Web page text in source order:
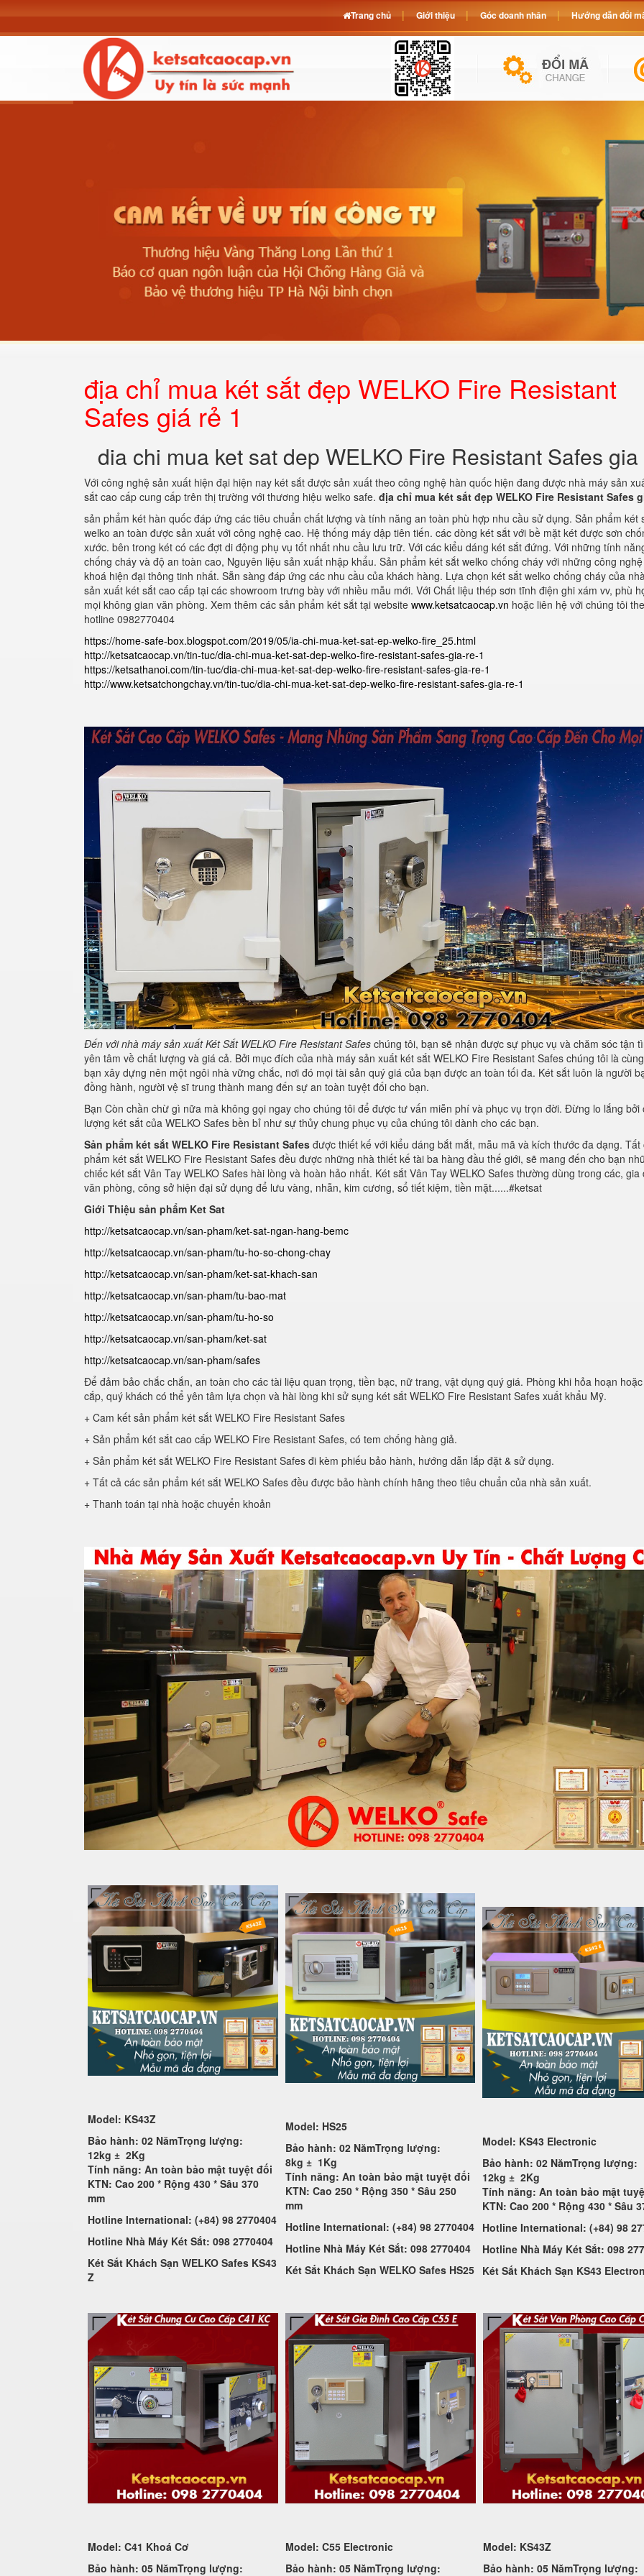
địa chỉ mua két sắt đẹp WELKO Fire Resistant
Safes giá rẻ 1
dia chi mua ket sat dep WELKO Fire Resistant Safes
Với công nghệ sản xuất hiện đại hiện nay két sắt được sản xuất theo công nghệ hàn quốc hiện đang được nhà máy sản
sắt cao cấp cung cấp trên thị trường với thương hiệu welko safe. địa chỉ mua két sắt đẹp WELKO Fire Resistant Safes
sản phẩm két hàn quốc đáp ứng các tiêu chuẩn chất lượng và tính năng an toàn phù hợp nhu cầu sử dụng. Sản phẩm két
welko an toàn được sản xuất với công nghệ cao. Hệ thống máy dập tiên tiến. các dòng két sắt với bề mặt két được sơn
xước. bên trong két có các đợt di động phụ vụ tốt nhất nhu cầu lưu trữ. Với các kiểu dáng két sắt đứng. Với những tính
chống cháy và độ an toàn cao, Nguyên liệu sản xuất nhập khẩu. Sản phẩm két sắt welko chống cháy với những công
khoá hiện đại thông tinh nhất. Sẵn sàng đáp ứng các nhu cầu của khách hàng. Lựa chọn két sắt welko chống cháy của
sản xuất két sắt cao cấp tại các showroom trưng bày với nhiều mẫu mới. Với Chất liệu thép sơn tĩnh điện ghi xám vv, phù
mọi không gian văn phòng. Xem thêm các sản phẩm két sắt tại website www.ketsatcaocap.vn hoặc liên hệ với chúng tôi
hotline 0982770404
https://home-safe-box.blogspot.com/2019/05/ia-chi-mua-ket-sat-ep-welko-fire_25.html
http://ketsatcaocap.vn/tin-tuc/dia-chi-mua-ket-sat-dep-welko-fire-resistant-safes-gia-re-1
https://ketsathanoi.com/tin-tuc/dia-chi-mua-ket-sat-dep-welko-fire-resistant-safes-gia-re-1
http://www.ketsatchongchay.vn/tin-tuc/dia-chi-mua-ket-sat-dep-welko-fire-resistant-safes-gia-re-1
Đến với nhà máy sản xuất Két Sắt WELKO Fire Resistant Safes chúng tôi, bạn sẽ nhận được sự phục vụ và chăm sóc tận
yên tâm về chất lượng và giá cả. Bởi mục đích của nhà máy sản xuất két sắt WELKO Fire Resistant Safes chúng tôi là
bạn xây dựng nên một ngôi nhà vững chắc, nơi đó mọi tài sản quý giá của bạn được an toàn tối đa. Két sắt luôn là người
đồng hành, người vệ sĩ trung thành mang đến sự an toàn tuyệt đối cho bạn.
Bạn Còn chần chừ gì nữa mà không gọi ngay cho chúng tôi để được tư vấn miễn phí và phục vụ trọn đời. Đừng lo lắng bởi
lượng két sắt của WELKO Safes bền bỉ như sự thủy chung phục vụ của chúng tôi dành cho các bạn.
Sản phẩm két sắt WELKO Fire Resistant Safes được thiết kế với kiểu dáng bắt mắt, mẫu mã và kích thước đa dạng. Tất
phẩm két sắt WELKO Fire Resistant Safes đều được những nhà thiết kế tài ba hàng đầu thế giới, sẽ mang đến cho bạn
chiếc két sắt Vân Tay WELKO Safes hài lòng và hoàn hảo nhất. Két sắt Vân Tay WELKO Safes thường dùng trong các, gia
văn phòng, công sở hiện đại sử dụng để lưu vàng, nhẫn, kim cương, sổ tiết kiệm, tiền mặt......#ketsat
Giới Thiệu sản phẩm Ket Sat
http://ketsatcaocap.vn/san-pham/ket-sat-ngan-hang-bemc
http://ketsatcaocap.vn/san-pham/tu-ho-so-chong-chay
http://ketsatcaocap.vn/san-pham/ket-sat-khach-san
http://ketsatcaocap.vn/san-pham/tu-bao-mat
http://ketsatcaocap.vn/san-pham/tu-ho-so
http://ketsatcaocap.vn/san-pham/ket-sat
http://ketsatcaocap.vn/san-pham/safes
Để đảm bảo chắc chắn, an toàn cho các tài liệu quan trọng, tiền bạc, nữ trang, vật dụng quý giá. Phòng khi hỏa hoạn
cắp, quý khách có thể yên tâm lựa chọn và hài lòng khi sử sụng két sắt WELKO Fire Resistant Safes xuất khẩu Mỹ.
+ Cam kết sản phẩm két sắt WELKO Fire Resistant Safes
+ Sản phẩm két sắt cao cấp WELKO Fire Resistant Safes, có tem chống hàng giả.
+ Sản phẩm két sắt WELKO Fire Resistant Safes đi kèm phiếu bảo hành, hướng dẫn lắp đặt & sử dụng.
+ Tất cả các sản phẩm két sắt WELKO Safes đều được bảo hành chính hãng theo tiêu chuẩn của nhà sản xuất.
+ Thanh toán tại nhà hoặc chuyển khoản
Model: KS43Z
Bảo hành: 02 NămTrọng lượng:
12kg ± 2Kg
Tính năng: An toàn bảo mật tuyệt đối
KTN: Cao 200 * Rộng 430 * Sâu 370
mm
Hotline International: (+84) 98 2770404
Hotline Nhà Máy Két Sắt: 098 2770404
Két Sắt Khách Sạn WELKO Safes KS43
Z
Model: HS25
Bảo hành: 02 NămTrọng lượng:
8kg ± 1Kg
Tính năng: An toàn bảo mật tuyệt đối
KTN: Cao 250 * Rộng 350 * Sâu 250
mm
Hotline International: (+84) 98 2770404
Hotline Nhà Máy Két Sắt: 098 2770404
Két Sắt Khách Sạn WELKO Safes HS25
Model: KS43 Electronic
Bảo hành: 02 NămTrọng lượng:
12kg ± 2Kg
Tính năng: An toàn bảo mật
KTN: Cao 200 * Rộng 430 * Sâu
Hotline International: (+84) 98
Hotline Nhà Máy Két Sắt: 098
Két Sắt Khách Sạn KS43
Model: C41 Khoá Cơ
Bảo hành: 05 NămTrọng lượng:
Model: C55 Electronic
Bảo hành: 05 NămTrọng lượng:
Model: KS43Z
Bảo hành: 05 NămTrọng lượng:
Trang chủ Giới thiệu Góc doanh nhân Hướng dẫn đổi